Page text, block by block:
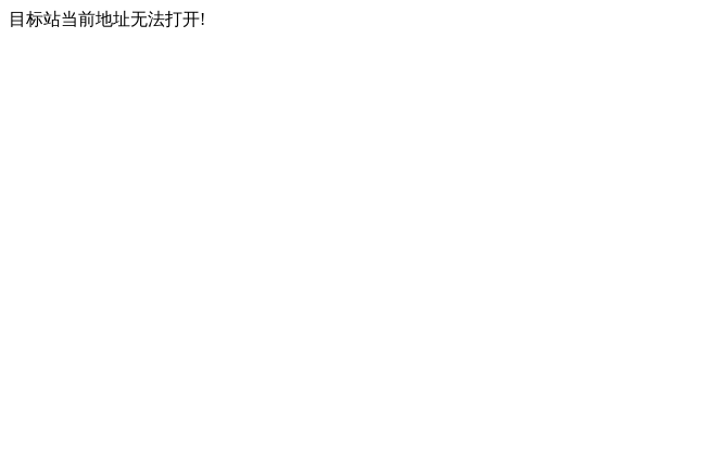
目标站当前地址无法打开!